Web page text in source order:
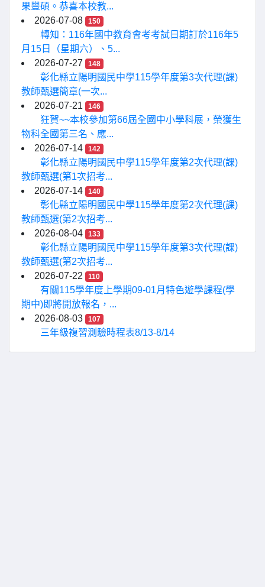
果豐碩。恭喜本校教...
2026-07-08
150
轉知：116年國中教育會考考試日期訂於116年5
月15日（星期六）、5...
2026-07-27
148
彰化縣立陽明國民中學115學年度第3次代理(課)
教師甄選簡章(一次...
2026-07-21
146
狂賀~~本校參加第66屆全國中小學科展，榮獲生
物科全國第三名、應...
2026-07-14
142
彰化縣立陽明國民中學115學年度第2次代理(課)
教師甄選(第1次招考...
2026-07-14
140
彰化縣立陽明國民中學115學年度第2次代理(課)
教師甄選(第2次招考...
2026-08-04
133
彰化縣立陽明國民中學115學年度第3次代理(課)
教師甄選(第2次招考...
2026-07-22
110
有關115學年度上學期09-01月特色遊學課程(學
期中)即將開放報名，...
2026-08-03
107
三年級複習測驗時程表8/13-8/14